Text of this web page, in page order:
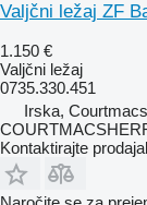
Valjčni ležaj ZF
1.150 €
Valjčni ležaj
0735.330.451
Irska,
Kontaktirajte